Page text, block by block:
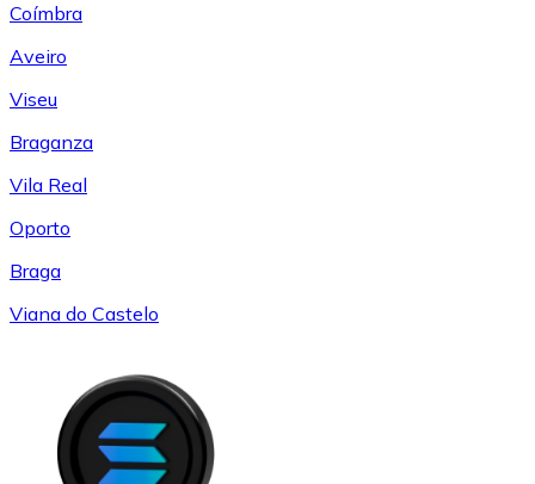
Coímbra
Aveiro
Viseu
Braganza
Vila Real
Oporto
Braga
Viana do Castelo